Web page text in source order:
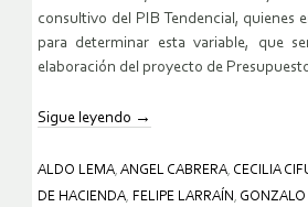
consultivo del PIB Tendencial, quienes
para determinar esta variable, que
elaboración del proyecto de
Sigue leyendo →
ALDO LEMA, ANGEL CABRERA, CECILIA
DE HACIENDA, FELIPE LARRAÍN ,